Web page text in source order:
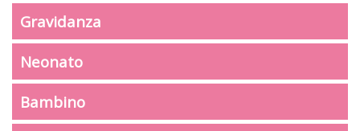
Gravidanza
Neonato
Bambino